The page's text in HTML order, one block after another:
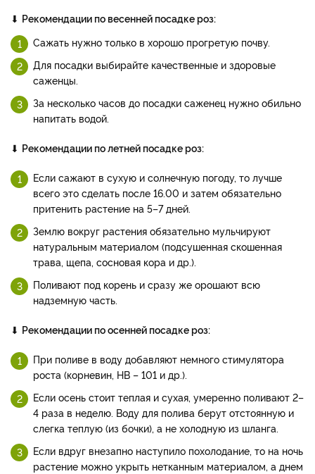
⬇ Рекомендации по весенней посадке роз:
Сажать нужно только в хорошо прогретую почву.
Для посадки выбирайте качественные и здоровые
саженцы.
За несколько часов до посадки саженец нужно обильно
напитать водой.
⬇ Рекомендации по летней посадке роз:
Если сажают в сухую и солнечную погоду, то лучше
всего это сделать после 16.00 и затем обязательно
притенить растение на 5–7 дней.
Землю вокруг растения обязательно мульчируют
натуральным материалом (подсушенная скошенная
трава, щепа, сосновая кора и др.).
Поливают под корень и сразу же орошают всю
надземную часть.
⬇ Рекомендации по осенней посадке роз:
При поливе в воду добавляют немного стимулятора
роста (корневин, НВ – 101 и др.).
Если осень стоит теплая и сухая, умеренно поливают 2–
4 раза в неделю. Воду для полива берут отстоянную и
слегка теплую (из бочки), а не холодную из шланга.
Если вдруг внезапно наступило похолодание, то на ночь
растение можно укрыть нетканным материалом, а днем